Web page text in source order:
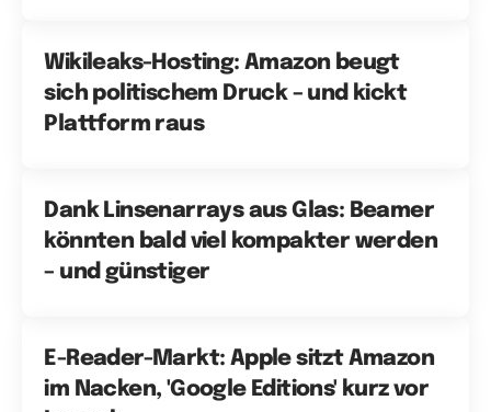
Wikileaks-Hosting: Amazon beugt
sich politischem Druck – und kickt
Plattform raus
Dank Linsenarrays aus Glas: Beamer
könnten bald viel kompakter werden
– und günstiger
E-Reader-Markt: Apple sitzt Amazon
im Nacken, 'Google Editions' kurz vor